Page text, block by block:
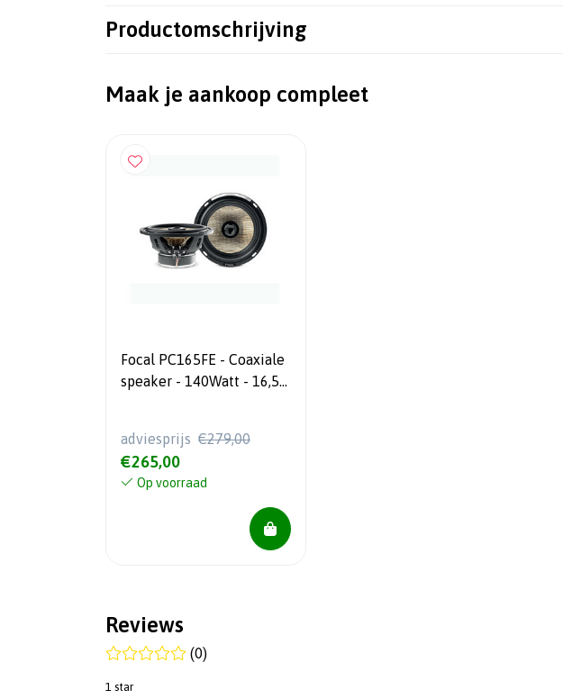
Productomschrijving
Maak je aankoop compleet
Focal PC165FE - Coaxiale
speaker - 140Watt - 16,5
adviesprijs €279,00
€265,00
Op voorraad
Reviews
(0)
1 star